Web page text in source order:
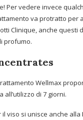
Per vedere invece
va protratto per
Clinique, anche questi
profumo.
Wellmax
di 7 giorni.
il viso si unisce anche alla